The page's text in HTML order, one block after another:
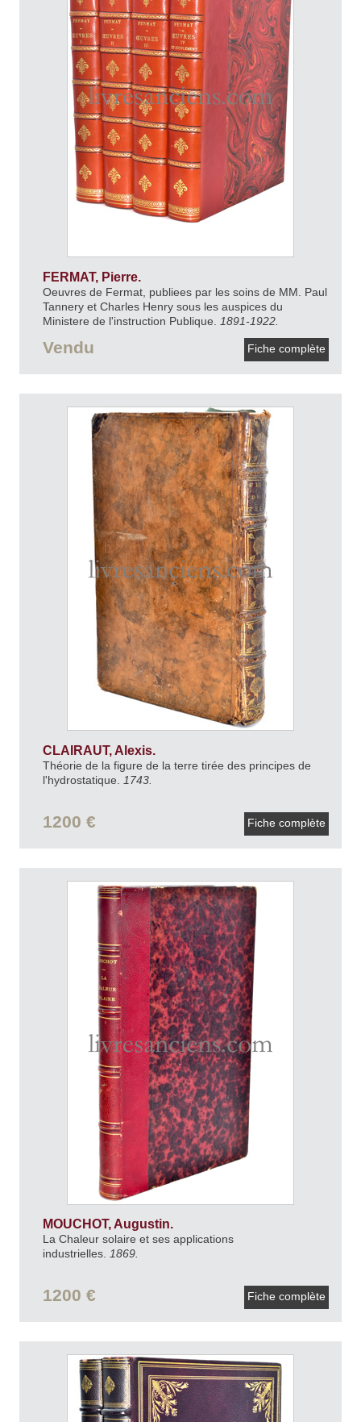
FERMAT, Pierre.
Oeuvres de Fermat, publiees par les soins de MM. Paul
Tannery et Charles Henry sous les auspices du
Ministere de l'instruction Publique.
1891-1922.
Vendu Fiche complète
CLAIRAUT, Alexis.
Théorie de la figure de la terre tirée des principes de
l'hydrostatique.
1743.
1200 € Fiche complète
MOUCHOT, Augustin.
La Chaleur solaire et ses applications
industrielles. 1869.
1200 € Fiche complète